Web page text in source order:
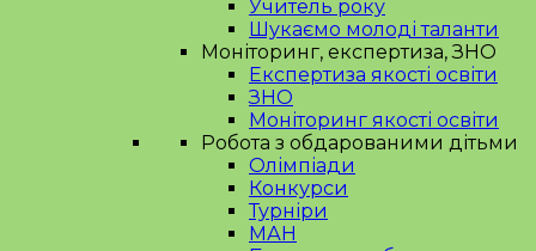
Учитель року
Шукаємо молоді таланти
Моніторинг, експертиза, ЗНО
Експертиза якості освіти
ЗНО
Моніторинг якості освіти
Робота з обдарованими дітьми
Олімпіади
Конкурси
Турніри
МАН